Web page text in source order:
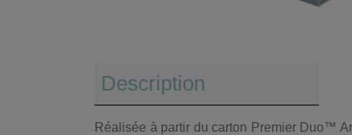
Description
Réalisée à partir du carton Premier Duo™